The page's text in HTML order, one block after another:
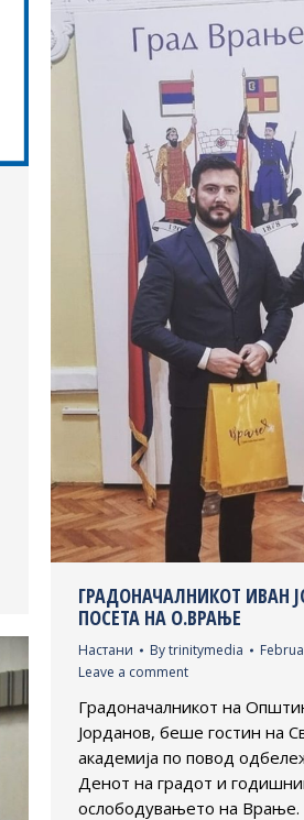
ГРАДОНАЧАЛНИКОТ ИВАН
ПОСЕТА НА О.ВРАЊЕ
Настани Bytrinitymedia
Leave a comment
Градоначалникот на
Јорданов, беше гостин на
академија по повод
Денот на градот и
ослободувањето на Врање.